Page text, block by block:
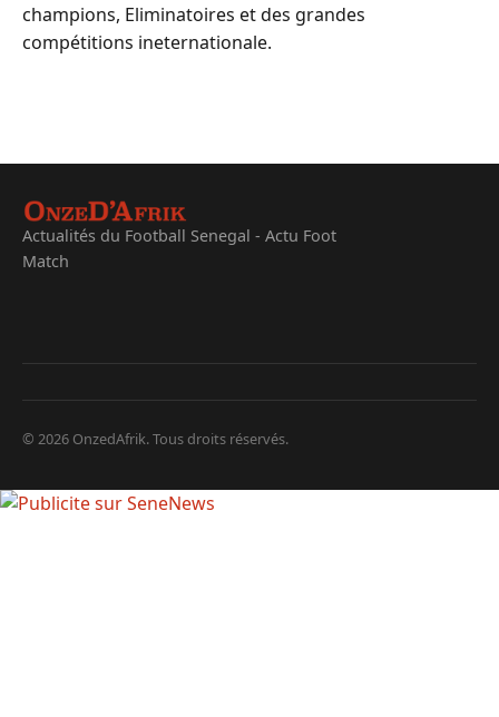
champions, Eliminatoires et des grandes
compétitions ineternationale.
Actualités du Football Senegal - Actu Foot
Match
© 2026 OnzedAfrik. Tous droits réservés.